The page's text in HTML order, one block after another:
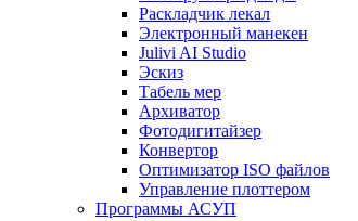
Раскладчик лекал
Электронный манекен
Julivi AI Studio
Эскиз
Табель мер
Архиватор
Фотодигитайзер
Конвертор
Оптимизатор ISO файлов
Управление плоттером
Программы АСУП